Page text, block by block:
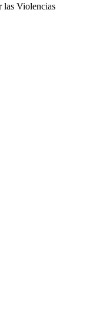
las Violencias